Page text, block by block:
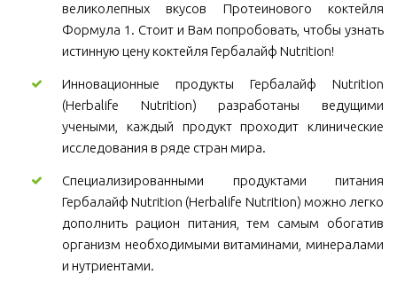
великолепных вкусов Протеинового коктейля
Формула 1. Стоит и Вам попробовать, чтобы узнать
истинную цену коктейля Гербалайф Nutrition!
Инновационные продукты Гербалайф Nutrition
(Herbalife Nutrition) разработаны ведущими
учеными, каждый продукт проходит клинические
исследования в ряде стран мира.
Специализированными продуктами питания
Гербалайф Nutrition (Herbalife Nutrition) можно легко
дополнить рацион питания, тем самым обогатив
организм необходимыми витаминами, минералами
и нутриентами.